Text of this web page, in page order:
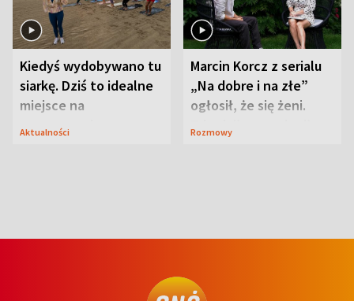
Kiedyś wydobywano tu
siarkę. Dziś to idealne
miejsce na
wypoczynek
Aktualności
Marcin Korcz z serialu
„Na dobre i na złe”
ogłosił, że się żeni.
Zdradził, co zmienił
Rozmowy